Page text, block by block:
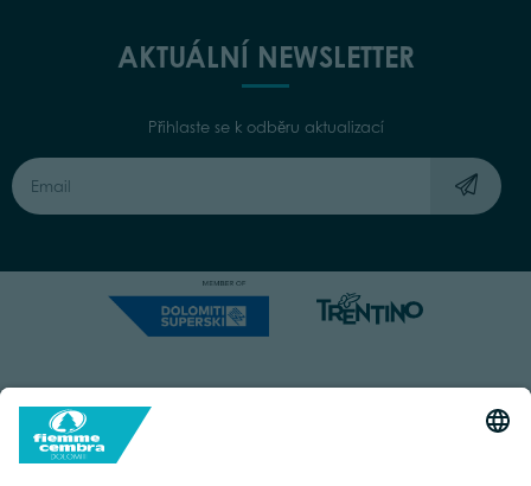
AKTUÁLNÍ NEWSLETTER
Přihlaste se k odběru aktualizací
Capitale Sociale: Euro 220.000,00 | VAT: 01901280220
COOKIES IMPRINT